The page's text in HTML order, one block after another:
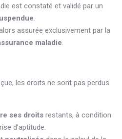
est constaté et validé par un
.
assurée exclusivement par la
maladie.
les droits ne sont pas perdus.
ses droits restants, à condition
d’aptitude.